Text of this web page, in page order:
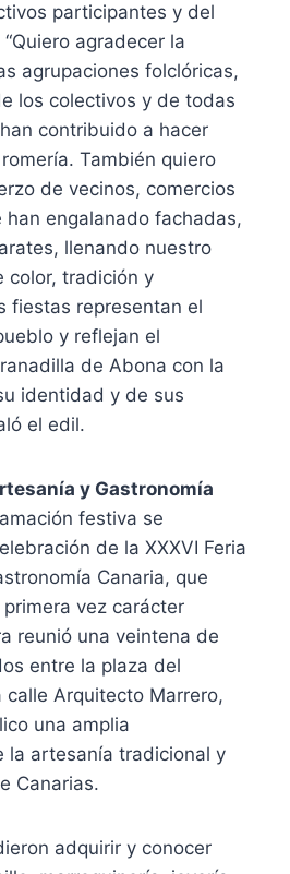
participantes y del
agradecer la
agrupaciones folclóricas,
los colectivos y de todas
contribuido a hacer
También quiero
de vecinos, comercios
han engalanado fachadas,
llenando nuestro
color, tradición y
fiestas representan el
y reflejan el
de Abona con la
identidad y de sus
el edil.
y Gastronomía
festiva se
de la XXXVI Feria
Canaria, que
vez carácter
reunió una veintena de
entre la plaza del
calle Arquitecto Marrero,
una amplia
la artesanía tradicional y
Canarias.
adquirir y conocer